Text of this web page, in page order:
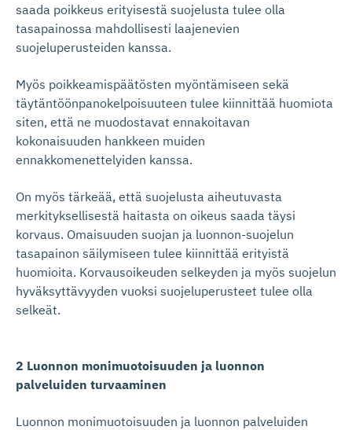
saada poikkeus erityisestä suojelusta tulee olla
tasapainossa mahdollisesti laajenevien
suojeluperusteiden kanssa.
Myös poikkeamispäätösten myöntämiseen sekä
täytäntöönpanokelpoisuuteen tulee kiinnittää huomiota
siten, että ne muodostavat ennakoitavan
kokonaisuuden hankkeen muiden
ennakkomenettelyiden kanssa.
On myös tärkeää, että suojelusta aiheutuvasta
merkityksellisestä haitasta on oikeus saada täysi
korvaus. Omaisuuden suojan ja luonnon-suojelun
tasapainon säilymiseen tulee kiinnittää erityistä
huomioita. Korvausoikeuden selkeyden ja myös suojelun
hyväksyttävyyden vuoksi suojeluperusteet tulee olla
selkeät.
2 Luonnon monimuotoisuuden ja luonnon
palveluiden turvaaminen
Luonnon monimuotoisuuden ja luonnon palveluiden